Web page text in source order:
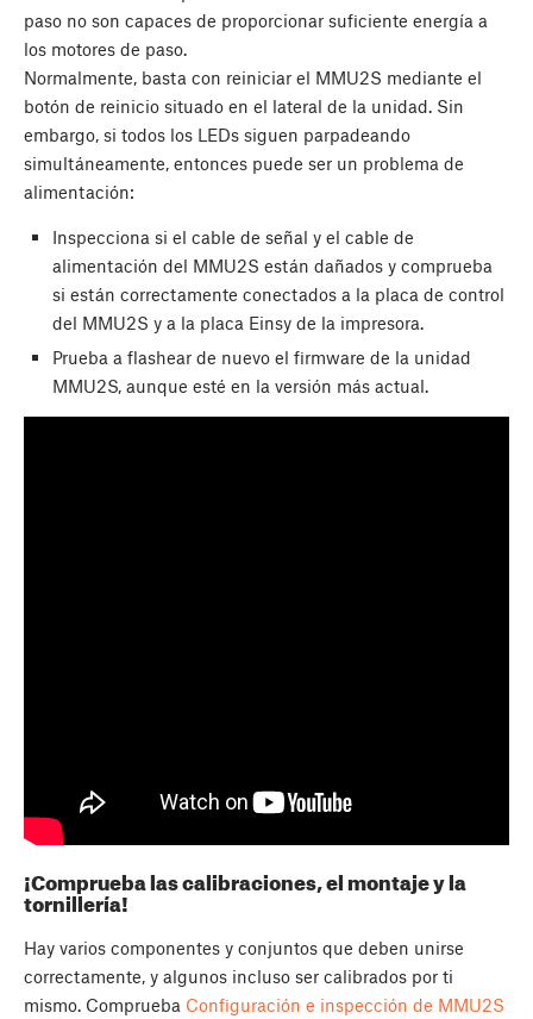
paso no son capaces de proporcionar suficiente energía a
los motores de paso.
Normalmente, basta con reiniciar el MMU2S mediante el
botón de reinicio situado en el lateral de la unidad. Sin
embargo, si todos los LEDs siguen parpadeando
simultáneamente, entonces puede ser un problema de
alimentación:
Inspecciona si el cable de señal y el cable de
alimentación del MMU2S están dañados y comprueba
si están correctamente conectados a la placa de control
del MMU2S y a la placa Einsy de la impresora.
Prueba a flashear de nuevo el firmware de la unidad
MMU2S, aunque esté en la versión más actual.
¡Comprueba las calibraciones, el montaje y la
tornillería!
Hay varios componentes y conjuntos que deben unirse
correctamente, y algunos incluso ser calibrados por ti
mismo. Comprueba Configuración e inspección de MMU2S